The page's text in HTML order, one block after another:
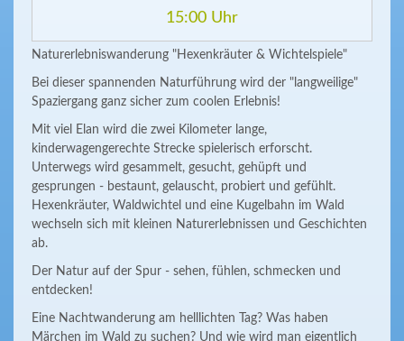
15:00 Uhr
Naturerlebniswanderung "Hexenkräuter & Wichtelspiele"
Bei dieser spannenden Naturführung wird der "langweilige"
Spaziergang ganz sicher zum coolen Erlebnis!
Mit viel Elan wird die zwei Kilometer lange,
kinderwagengerechte Strecke spielerisch erforscht.
Unterwegs wird gesammelt, gesucht, gehüpft und
gesprungen - bestaunt, gelauscht, probiert und gefühlt.
Hexenkräuter, Waldwichtel und eine Kugelbahn im Wald
wechseln sich mit kleinen Naturerlebnissen und Geschichten
ab.
Der Natur auf der Spur - sehen, fühlen, schmecken und
entdecken!
Eine Nachtwanderung am helllichten Tag? Was haben
Märchen im Wald zu suchen? Und wie wird man eigentlich